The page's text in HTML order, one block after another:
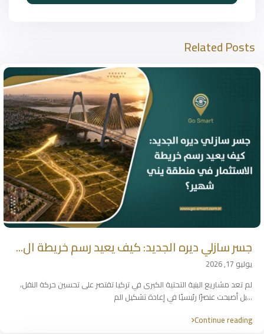
Related Posts
جسر سازلي ديره الجديد: كيف يعيد رسم خريطة ال...
يوليو 17, 2026
لم تعد مشاريع البنية التحتية الكبرى في تركيا تقتصر على تحسين حركة النقل،
بل أصبحت عنصرًا رئيسيًا في إعادة تشكيل الم...
Continue reading